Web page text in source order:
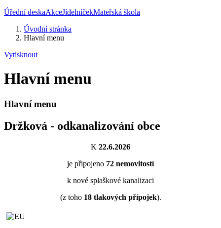
Úřední deskaAkceJídelníčekMateřská škola
Úvodní stránka
Hlavní menu
Vytisknout
Hlavní menu
Hlavní menu
Držková - odkanalizování obce
K 22.6.2026
je připojeno 72 nemovitostí
k nové splaškové kanalizaci
(z toho 18tlakových přípojek).